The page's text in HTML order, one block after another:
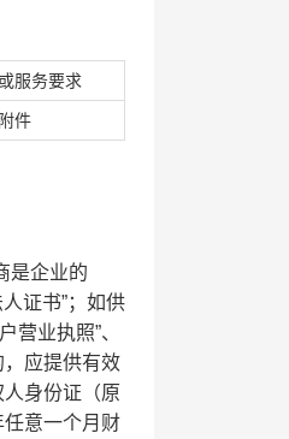
服务要求
件
是企业的
证书”；如供
业执照”、
，应提供有效
身份证（原
意一个月财